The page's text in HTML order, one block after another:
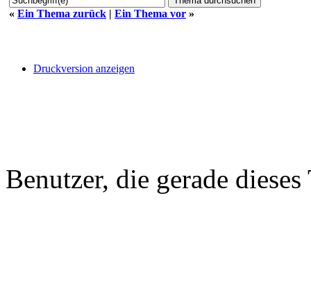
« Ein Thema zurück | Ein Thema vor »
Druckversion anzeigen
Benutzer, die gerade